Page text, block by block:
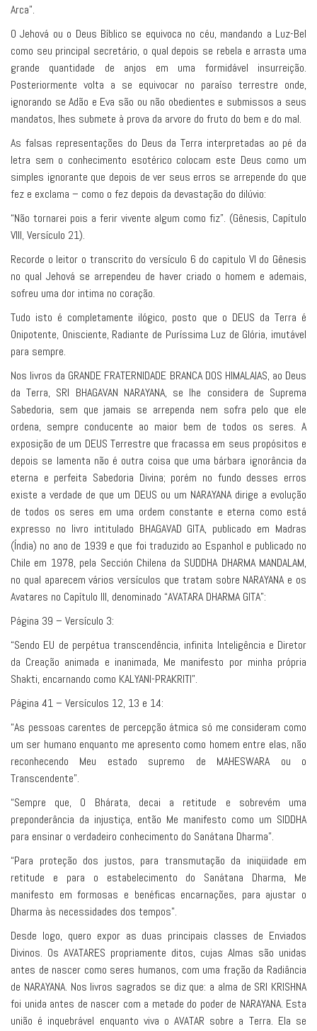
Arca”.
O Jehová ou o Deus Bíblico se equivoca no céu, mandando a Luz-Bel
como seu principal secretário, o qual depois se rebela e arrasta uma
grande quantidade de anjos em uma formidável insurreição.
Posteriormente volta a se equivocar no paraíso terrestre onde,
ignorando se Adão e Eva são ou não obedientes e submissos a seus
mandatos, lhes submete à prova da arvore do fruto do bem e do mal.
As falsas representações do Deus da Terra interpretadas ao pé da
letra sem o conhecimento esotérico colocam este Deus como um
simples ignorante que depois de ver seus erros se arrepende do que
fez e exclama – como o fez depois da devastação do dilúvio:
“Não tornarei pois a ferir vivente algum como fiz”. (Gênesis, Capítulo
VIII, Versículo 21).
Recorde o leitor o transcrito do versículo 6 do capitulo VI do Gênesis
no qual Jehová se arrependeu de haver criado o homem e ademais,
sofreu uma dor intima no coração.
Tudo isto é completamente ilógico, posto que o DEUS da Terra é
Onipotente, Onisciente, Radiante de Puríssima Luz de Glória, imutável
para sempre.
Nos livros da GRANDE FRATERNIDADE BRANCA DOS HIMALAIAS, ao Deus
da Terra, SRI BHAGAVAN NARAYANA, se lhe considera de Suprema
Sabedoria, sem que jamais se arrependa nem sofra pelo que ele
ordena, sempre conducente ao maior bem de todos os seres. A
exposição de um DEUS Terrestre que fracassa em seus propósitos e
depois se lamenta não é outra coisa que uma bárbara ignorância da
eterna e perfeita Sabedoria Divina; porém no fundo desses erros
existe a verdade de que um DEUS ou um NARAYANA dirige a evolução
de todos os seres em uma ordem constante e eterna como está
expresso no livro intitulado BHAGAVAD GITA, publicado em Madras
(Índia) no ano de 1939 e que foi traduzido ao Espanhol e publicado no
Chile em 1978, pela Sección Chilena da SUDDHA DHARMA MANDALAM,
no qual aparecem vários versículos que tratam sobre NARAYANA e os
Avatares no Capítulo III, denominado “AVATARA DHARMA GITA”:
Página 39 – Versículo 3:
“Sendo EU de perpétua transcendência, infinita Inteligência e Diretor
da Creação animada e inanimada, Me manifesto por minha própria
Shakti, encarnando como KALYANI-PRAKRITI”.
Página 41 – Versículos 12, 13 e 14:
“As pessoas carentes de percepção átmica só me consideram como
um ser humano enquanto me apresento como homem entre elas, não
reconhecendo Meu estado supremo de MAHESWARA ou o
Transcendente”.
“Sempre que, O Bhárata, decai a retitude e sobrevém uma
preponderância da injustiça, então Me manifesto como um SIDDHA
para ensinar o verdadeiro conhecimento do Sanátana Dharma”.
“Para proteção dos justos, para transmutação da iniqüidade em
retitude e para o estabelecimento do Sanátana Dharma, Me
manifesto em formosas e benéficas encarnações, para ajustar o
Dharma às necessidades dos tempos”.
Desde logo, quero expor as duas principais classes de Enviados
Divinos. Os AVATARES propriamente ditos, cujas Almas são unidas
antes de nascer como seres humanos, com uma fração da Radiância
de NARAYANA. Nos livros sagrados se diz que: a alma de SRI KRISHNA
foi unida antes de nascer com a metade do poder de NARAYANA. Esta
união é inquebrável enquanto viva o AVATAR sobre a Terra. Ela se